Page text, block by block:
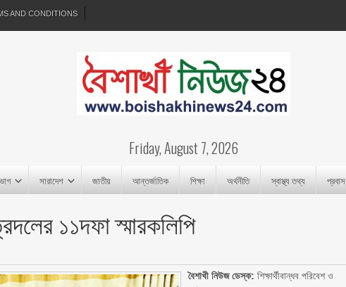
AND CONDITIONS
Friday, August 7, 2026
সারাদেশ জাতীয় আন্তর্জাতিক শিক্ষা অর্থনীতি স্বাস্থ্য তথ্য প্রবাস
১১দফা স্মারকলিপি
বৈশাখী নিউজ ডেস্ক: শিক্ষার্থীবান্ধব পরিবেশ ও